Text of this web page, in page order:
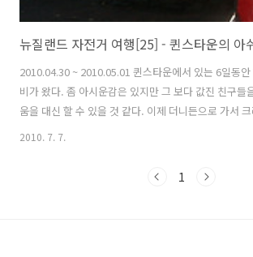
2010.04.30 ~ 2010.05.01 퀸스타운에서 있는 6일동안
비가 왔다. 좀 아시운감은 있지만 그 보다 값진 친구들
움을 대신 할 수 있을 것 같다. 이제 더니든으로 가서
지 뉴질랜드에서의 마지막 자전거 일주를 준비할 예정
파란 하늘이 보인다. 전 세계에서 최초로 상업적인 번
2010. 7. 7.
1